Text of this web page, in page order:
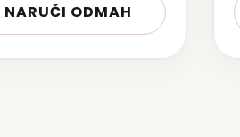
NARUČI ODMAH